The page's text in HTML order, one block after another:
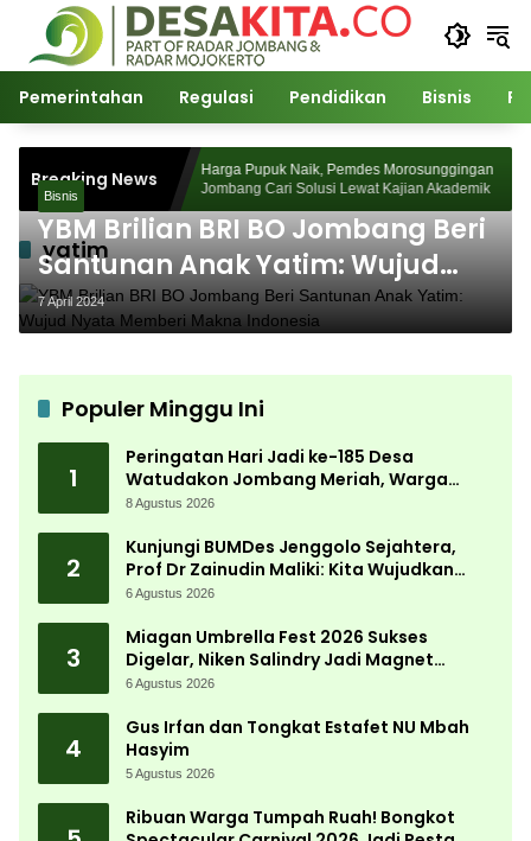
Langsung
konten
Pemerintahan Regulasi Pendidikan Bisnis
Breaking News
Watudakon
Blek Padati
Harga Pupuk Naik, Pemdes Morosunggingan
Jombang Cari Solusi Lewat Kajian Akademik
yatim
Bisnis
YBM Brilian BRI BO Jombang Beri
Santunan Anak Yatim: Wujud
Nyata Memberi Makna
Indonesia
7 April 2024
Populer Minggu Ini
1
Peringatan Hari Jadi ke-185 Desa
Watudakon Jombang Meriah, Warga
Tumpek Blek Padati Karnaval Budaya
8 Agustus 2026
2
Kunjungi BUMDes Jenggolo Sejahtera,
Prof Dr Zainudin Maliki: Kita Wujudkan
Kemandirian Ekonomi dengan Potensi
6 Agustus 2026
3
Miagan Umbrella Fest 2026 Sukses
Digelar, Niken Salindry Jadi Magnet
Ribuan Pengunjung
6 Agustus 2026
4
Gus Irfan dan Tongkat Estafet NU Mbah
Hasyim
5 Agustus 2026
Ribuan Warga Tumpah Ruah! Bongkot